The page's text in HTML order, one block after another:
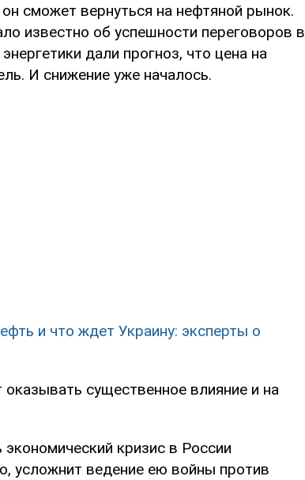
сможет вернуться на нефтяной рынок.
известно об успешности переговоров в
дали прогноз, что цена на
И снижение уже началось.
и что ждет Украину: эксперты о
существенное влияние и на
кризис в России
усложнит ведение ею войны против